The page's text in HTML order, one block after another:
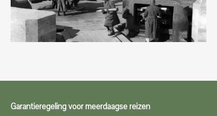
Garantieregeling voor meerdaagse reizen